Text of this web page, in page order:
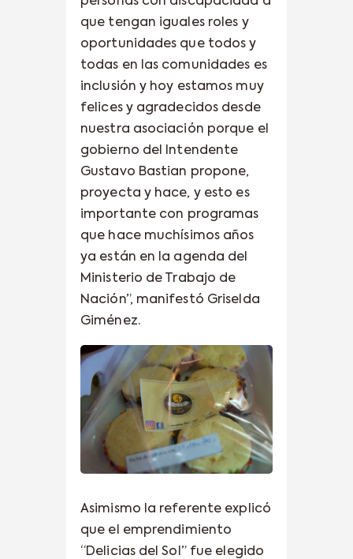
que tengan iguales roles y
oportunidades que todos y
todas en las comunidades es
inclusión y hoy estamos muy
felices y agradecidos desde
nuestra asociación porque el
gobierno del Intendente
Gustavo Bastian propone,
proyecta y hace, y esto es
importante con programas
que hace muchísimos años
ya están en la agenda del
Ministerio de Trabajo de
Nación”, manifestó Griselda
Giménez.
Asimismo la referente explicó
que el emprendimiento
“Delicias del Sol” fue elegido